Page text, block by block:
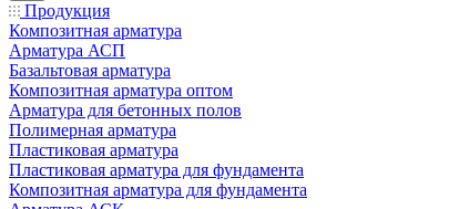
Продукция
Композитная арматура
Арматура АСП
Базальтовая арматура
Композитная арматура оптом
Арматура для бетонных полов
Полимерная арматура
Пластиковая арматура
Пластиковая арматура для фундамента
Композитная арматура для фундамента